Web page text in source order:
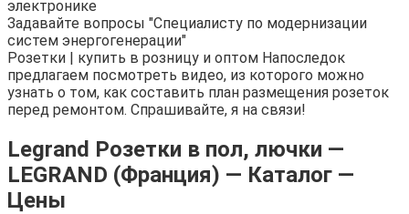
электронике
Задавайте вопросы "Специалисту по модернизации
систем энергогенерации"
Розетки | купить в розницу и оптом Напоследок
предлагаем посмотреть видео, из которого можно
узнать о том, как составить план размещения розеток
перед ремонтом. Спрашивайте, я на связи!
Legrand Розетки в пол, лючки —
LEGRAND (Франция) — Каталог —
Цены